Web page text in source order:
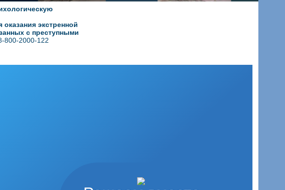
экстренной
с преступными
800-2000-122